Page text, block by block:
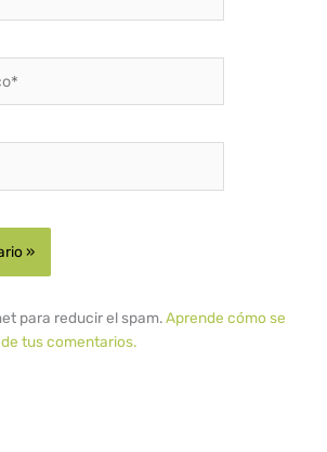
para reducir el spam.Aprende cómo se
tus comentarios.